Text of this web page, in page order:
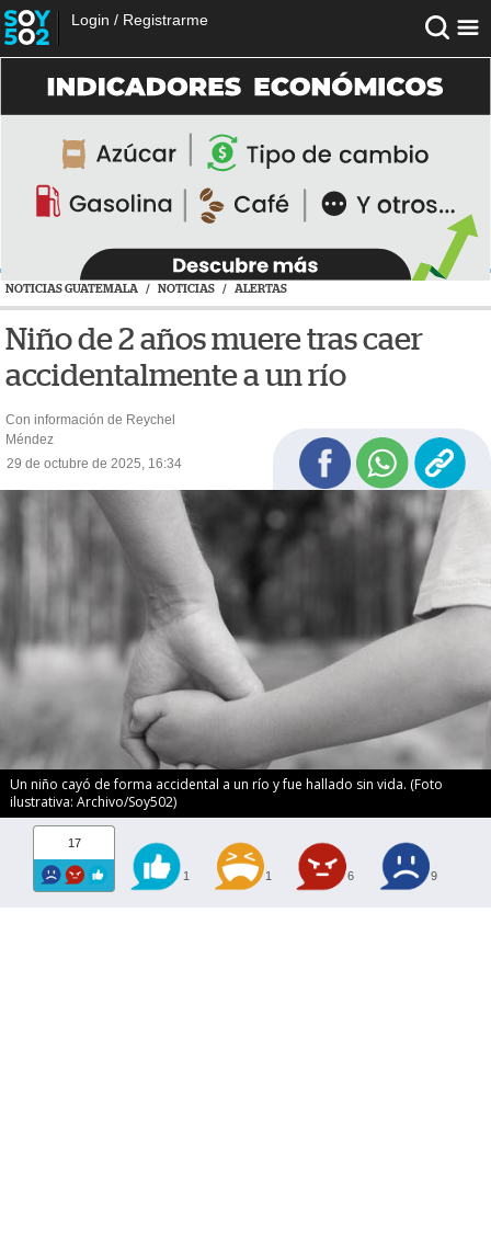
Login / Registrarme
NOTICIAS GUATEMALA / NOTICIAS / ALERTAS
Niño de 2 años muere tras caer
accidentalmente a un río
Con información de Reychel
Méndez
29 de octubre de 2025, 16:34
Un niño cayó de forma accidental a un río y fue hallado sin vida. (Foto
ilustrativa: Archivo/Soy502)
17
1 1 6 9